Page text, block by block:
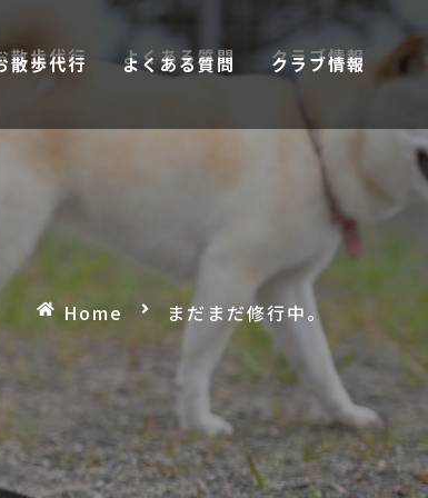
散歩代行 よくある質問 クラブ情報
散歩代行 よくある質問 クラブ情報
Home まだまだ修行中。